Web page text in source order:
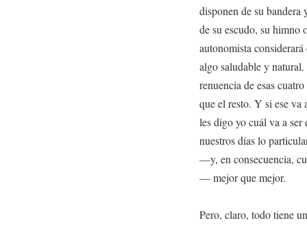
disponen de su bandera
de su escudo, su himno
autonomista
algo saludable y
renuencia de esas
que el resto. Y si ese va
les digo yo cuál va a ser
nuestros días lo
—y, en consecuencia,
— mejor que mejor.
Pero, claro, todo tiene